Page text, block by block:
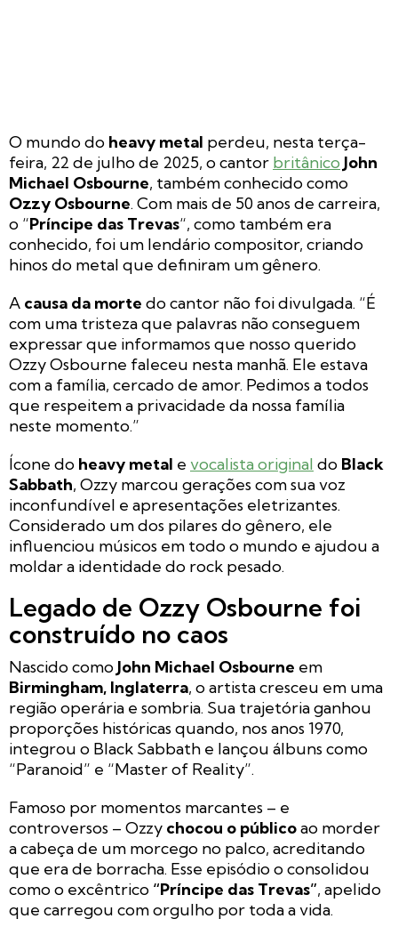
O mundo do heavy metal perdeu, nesta terça-
feira, 22 de julho de 2025, o cantor britânico John
Michael Osbourne, também conhecido como
Ozzy Osbourne. Com mais de 50 anos de carreira,
o “Príncipe das Trevas“, como também era
conhecido, foi um lendário compositor, criando
hinos do metal que definiram um gênero.
A causa da morte do cantor não foi divulgada. “É
com uma tristeza que palavras não conseguem
expressar que informamos que nosso querido
Ozzy Osbourne faleceu nesta manhã. Ele estava
com a família, cercado de amor. Pedimos a todos
que respeitem a privacidade da nossa família
neste momento.”
Ícone do heavy metal e vocalista original do Black
Sabbath, Ozzy marcou gerações com sua voz
inconfundível e apresentações eletrizantes.
Considerado um dos pilares do gênero, ele
influenciou músicos em todo o mundo e ajudou a
moldar a identidade do rock pesado.
Legado de Ozzy Osbourne foi
construído no caos
Nascido comoJohn Michael Osbourne em
Birmingham, Inglaterra, o artista cresceu em uma
região operária e sombria. Sua trajetória ganhou
proporções históricas quando, nos anos 1970,
integrou o Black Sabbath e lançou álbuns como
“Paranoid” e “Master of Reality”.
Famoso por momentos marcantes – e
controversos – Ozzy chocou o públicoao morder
a cabeça de um morcego no palco, acreditando
que era de borracha. Esse episódio o consolidou
como o excêntrico “Príncipe das Trevas”, apelido
que carregou com orgulho por toda a vida.